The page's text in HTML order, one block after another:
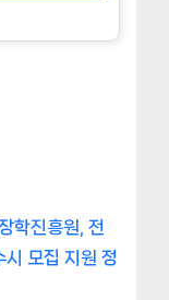
학진흥원, 전
시 모집 지원 정